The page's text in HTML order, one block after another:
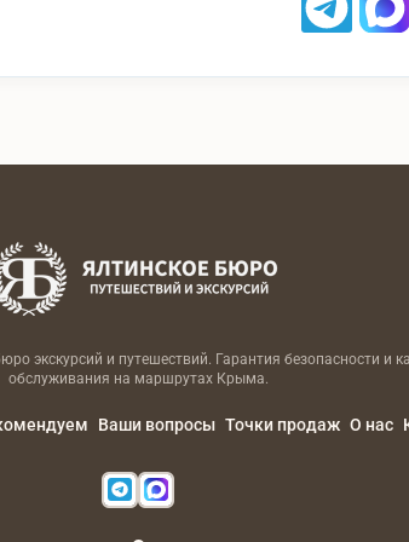
экскурсий и путешествий. Гарантия безопасности и
обслуживания на маршрутах Крыма.
Ваши вопросы Точки продаж О нас